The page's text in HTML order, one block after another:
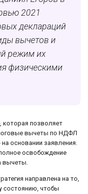
2021
деклараций
вычетов и
режим их
физическими
которая позволяет
вычеты по НДФЛ
основании заявления.
освобождение
вычеты.
направлена на то,
состоянию, чтобы